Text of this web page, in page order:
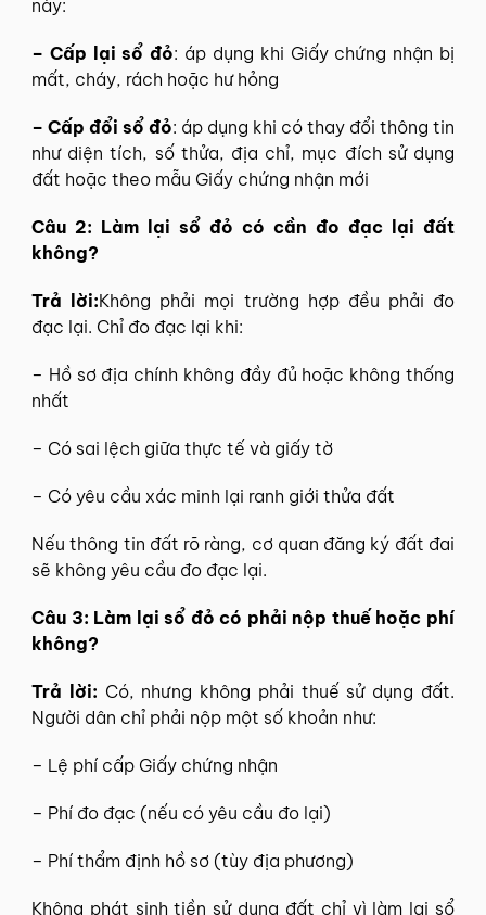
này:
– Cấp lại sổ đỏ: áp dụng khi Giấy chứng nhận bị
mất, cháy, rách hoặc hư hỏng
– Cấp đổi sổ đỏ: áp dụng khi có thay đổi thông tin
như diện tích, số thửa, địa chỉ, mục đích sử dụng
đất hoặc theo mẫu Giấy chứng nhận mới
Câu 2: Làm lại sổ đỏ có cần đo đạc lại đất
không?
Trả lời:Không phải mọi trường hợp đều phải đo
đạc lại. Chỉ đo đạc lại khi:
– Hồ sơ địa chính không đầy đủ hoặc không thống
nhất
– Có sai lệch giữa thực tế và giấy tờ
– Có yêu cầu xác minh lại ranh giới thửa đất
Nếu thông tin đất rõ ràng, cơ quan đăng ký đất đai
sẽ không yêu cầu đo đạc lại.
Câu 3: Làm lại sổ đỏ có phải nộp thuế hoặc phí
không?
Trả lời: Có, nhưng không phải thuế sử dụng đất.
Người dân chỉ phải nộp một số khoản như:
– Lệ phí cấp Giấy chứng nhận
– Phí đo đạc (nếu có yêu cầu đo lại)
– Phí thẩm định hồ sơ (tùy địa phương)
Không phát sinh tiền sử dụng đất chỉ vì làm lại sổ